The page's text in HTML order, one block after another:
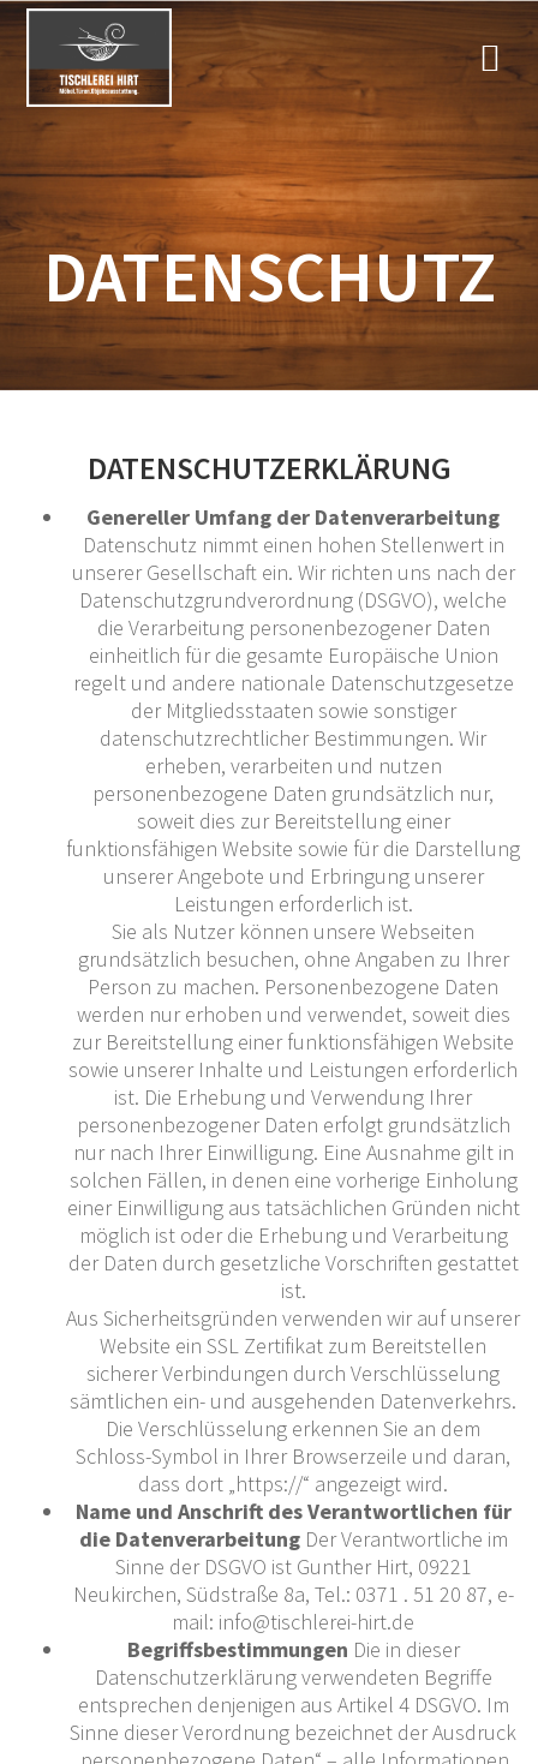
Zum
springen
DATENSCHUTZ
DATENSCHUTZERKLÄRUNG
Genereller Umfang der Datenverarbeitung
Datenschutz nimmt einen hohen Stellenwert in
unserer Gesellschaft ein. Wir richten uns nach der
Datenschutzgrundverordnung (DSGVO), welche
die Verarbeitung personenbezogener Daten
einheitlich für die gesamte Europäische Union
regelt und andere nationale Datenschutzgesetze
der Mitgliedsstaaten sowie sonstiger
datenschutzrechtlicher Bestimmungen. Wir
erheben, verarbeiten und nutzen
personenbezogene Daten grundsätzlich nur,
soweit dies zur Bereitstellung einer
funktionsfähigen Website sowie für die Darstellung
unserer Angebote und Erbringung unserer
Leistungen erforderlich ist.
Sie als Nutzer können unsere Webseiten
grundsätzlich besuchen, ohne Angaben zu Ihrer
Person zu machen. Personenbezogene Daten
werden nur erhoben und verwendet, soweit dies
zur Bereitstellung einer funktionsfähigen Website
sowie unserer Inhalte und Leistungen erforderlich
ist. Die Erhebung und Verwendung Ihrer
personenbezogener Daten erfolgt grundsätzlich
nur nach Ihrer Einwilligung. Eine Ausnahme gilt in
solchen Fällen, in denen eine vorherige Einholung
einer Einwilligung aus tatsächlichen Gründen nicht
möglich ist oder die Erhebung und Verarbeitung
der Daten durch gesetzliche Vorschriften gestattet
ist.
Aus Sicherheitsgründen verwenden wir auf unserer
Website ein SSL Zertifikat zum Bereitstellen
sicherer Verbindungen durch Verschlüsselung
sämtlichen ein- und ausgehenden Datenverkehrs.
Die Verschlüsselung erkennen Sie an dem
Schloss-Symbol in Ihrer Browserzeile und daran,
dass dort „https://“ angezeigt wird.
Name und Anschrift des Verantwortlichen für
die DatenverarbeitungDer Verantwortliche im
Sinne der DSGVO ist Gunther Hirt, 09221
Neukirchen, Südstraße 8a, Tel.: 0371 . 51 20 87, e-
mail: info@tischlerei-hirt.de
Begriffsbestimmungen Die in dieser
Datenschutzerklärung verwendeten Begriffe
entsprechen denjenigen aus Artikel 4 DSGVO. Im
Sinne dieser Verordnung bezeichnet der Ausdruck